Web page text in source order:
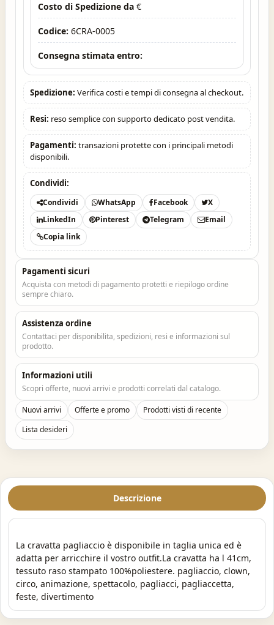
Costo di Spedizione da €
Codice: 6CRA-0005
Consegna stimata entro:
Spedizione: Verifica costi e tempi di consegna al checkout.
Resi: reso semplice con supporto dedicato post vendita.
Pagamenti: transazioni protette con i principali metodi
disponibili.
Condividi:
Condividi WhatsApp Facebook
X
LinkedIn
Pinterest Telegram
Email
Copia link
Pagamenti sicuri
Acquista con metodi di pagamento protetti e riepilogo ordine
sempre chiaro.
Assistenza ordine
Contattaci per disponibilita, spedizioni, resi e informazioni sul
prodotto.
Informazioni utili
Scopri offerte, nuovi arrivi e prodotti correlati dal catalogo.
Nuovi arrivi Offerte e promo
Prodotti visti di recente
Lista desideri
Descrizione
La cravatta pagliaccio è disponibile in taglia unica ed è
adatta per arricchire il vostro outfit.La cravatta ha l 41cm,
tessuto raso stampato 100%poliestere. pagliaccio, clown,
circo, animazione, spettacolo, pagliacci, pagliaccetta,
feste, divertimento